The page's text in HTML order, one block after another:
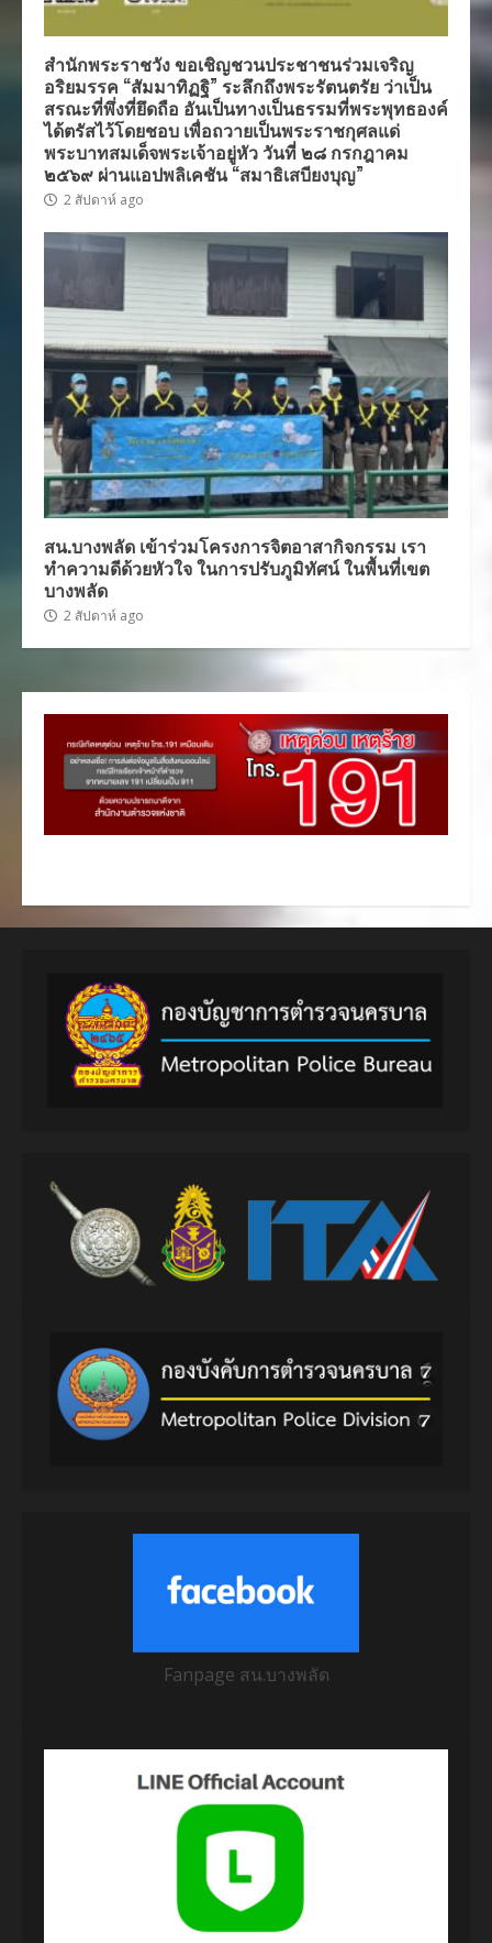
สำนักพระราชวัง ขอเชิญชวนประชาชนร่วมเจริญ
อริยมรรค “สัมมาทิฏฐิ” ระลึกถึงพระรัตนตรัย ว่าเป็น
สรณะที่พึ่งที่ยึดถือ อันเป็นทางเป็นธรรมที่พระพุทธองค์
ได้ตรัสไว้โดยชอบ เพื่อถวายเป็นพระราชกุศลแด่
พระบาทสมเด็จพระเจ้าอยู่หัว วันที่ ๒๘ กรกฎาคม
๒๕๖๙ ผ่านแอปพลิเคชัน “สมาธิเสบียงบุญ”
2 สัปดาห์ ago
สน.บางพลัด เข้าร่วมโครงการจิตอาสากิจกรรม เรา
ทำความดีด้วยหัวใจ ในการปรับภูมิทัศน์ ในพื้นที่เขต
บางพลัด
2 สัปดาห์ ago
Fanpage สน.บางพลัด